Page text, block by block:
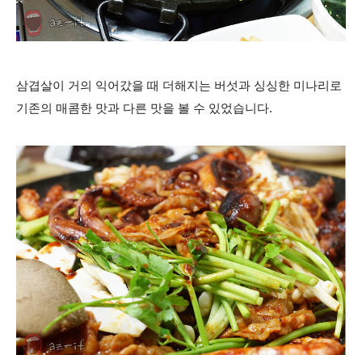
삼겹살이 거의 익어갔을 때 더해지는 버섯과 싱싱한 미나리로
기존의 매콤한 맛과 다른 맛을 볼 수 있었습니다.